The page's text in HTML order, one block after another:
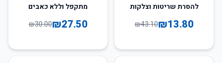
להסרת שריטות וצלקות
₪13.80
₪43.10
מתקפל וללא כאבים
₪27.50
₪30.00